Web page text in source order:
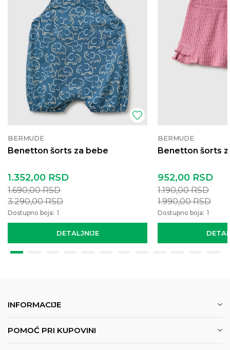
BERMUDE
Benetton šorts za bebe
DETALJNIJE
1.352,00 RSD
1.690,00RSD
3.290,00RSD
Dostupno boja: 1
BERMUDE
Benetton šorts
952,00 RSD
1.190,00RSD
1.990,00RSD
Dostupno boja: 1
INFORMACIJE
POMOĆ PRI KUPOVINI